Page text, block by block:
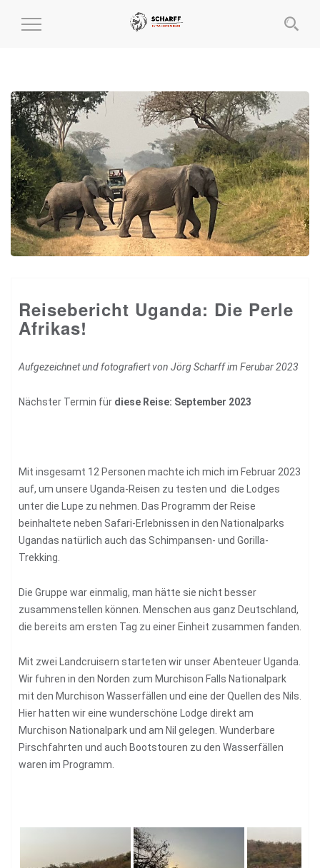
MENÜ
Reisebericht Uganda: Die Perle
Afrikas!
Aufgezeichnet und fotografiert von Jörg Scharffim Ferubar 2023
Nächster Termin für diese Reise: September 2023
Mit insgesamt 12 Personen machte ich mich im Februar 2023
auf, um unsere Uganda-Reisen zu testen und die Lodges
unter die Lupe zu nehmen. Das Programm der Reise
beinhaltete neben Safari-Erlebnissen in den Nationalparks
Ugandas natürlich auch das Schimpansen- und Gorilla-
Trekking.
Die Gruppe war einmalig, man hätte sie nicht besser
zusammenstellen können. Menschen aus ganz Deutschland,
die bereits am ersten Tag zu einer Einheit zusammen fanden.
Mit zwei Landcruisern starteten wir unser Abenteuer Uganda.
Wir fuhren in den Norden zum Murchison Falls Nationalpark
mit den Murchison Wasserfällen und eine der Quellen des Nils.
Hier hatten wir eine wunderschöne Lodge direkt am
Murchison Nationalpark und am Nil gelegen. Wunderbare
Pirschfahrten und auch Bootstouren zu den Wasserfällen
waren im Programm.